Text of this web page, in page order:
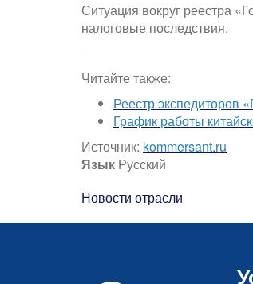
Ситуация вокруг реестра
налоговые последствия.
Читайте также:
Реестр экспедиторов
График работы
Источник: kommersant.ru
Язык Русский
Новости отрасли